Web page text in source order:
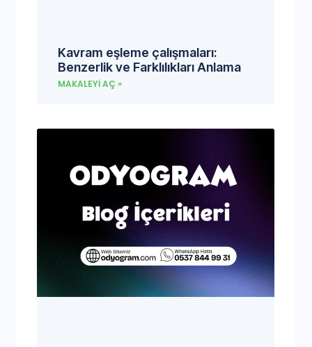
Kavram eşleme çalışmaları:
Benzerlik ve Farklılıkları Anlama
MAKALEYI AÇ »